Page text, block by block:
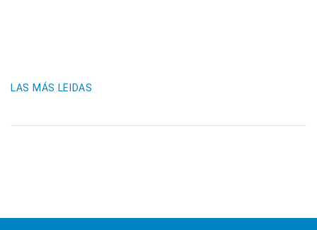
LAS MÁS LEIDAS